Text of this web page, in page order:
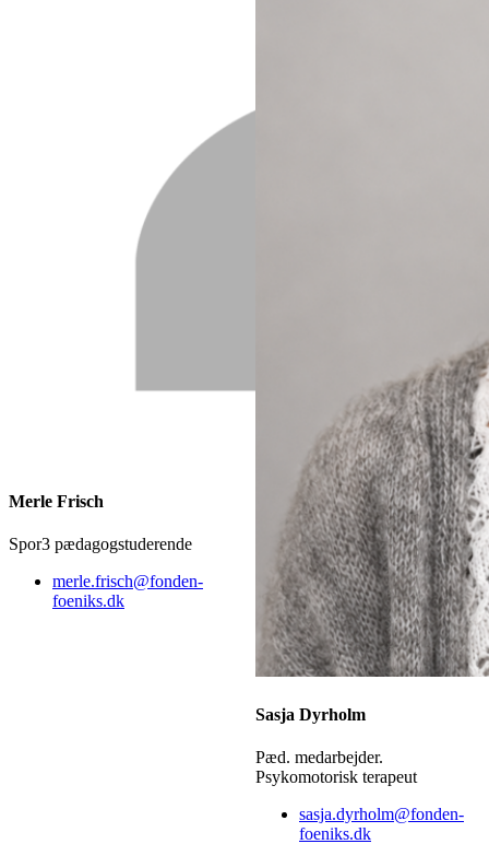
Merle Frisch
Spor3 pædagogstuderende
merle.frisch@fonden-
foeniks.dk
Sasja Dyrholm
Pæd. medarbejder.
Psykomotorisk terapeut
sasja.dyrholm@fonden-
foeniks.dk